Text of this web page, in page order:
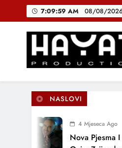
7:09:59 AM 08/08/
Hayat
Promocija domaće muzike
NASLOVI
4 Mjeseca Ago
Nova Pjesma